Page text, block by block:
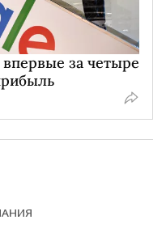
за четыре